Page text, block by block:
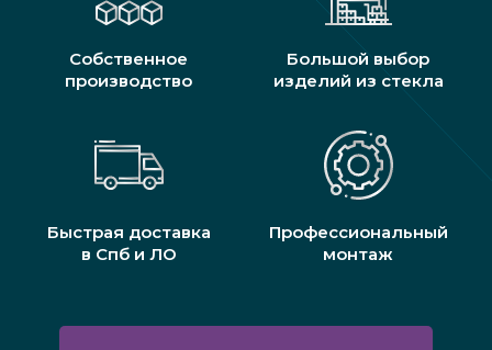
Собственное
производство
Большой выбор
изделий из стекла
Быстрая доставка
в Спб и ЛО
Профессиональный
монтаж